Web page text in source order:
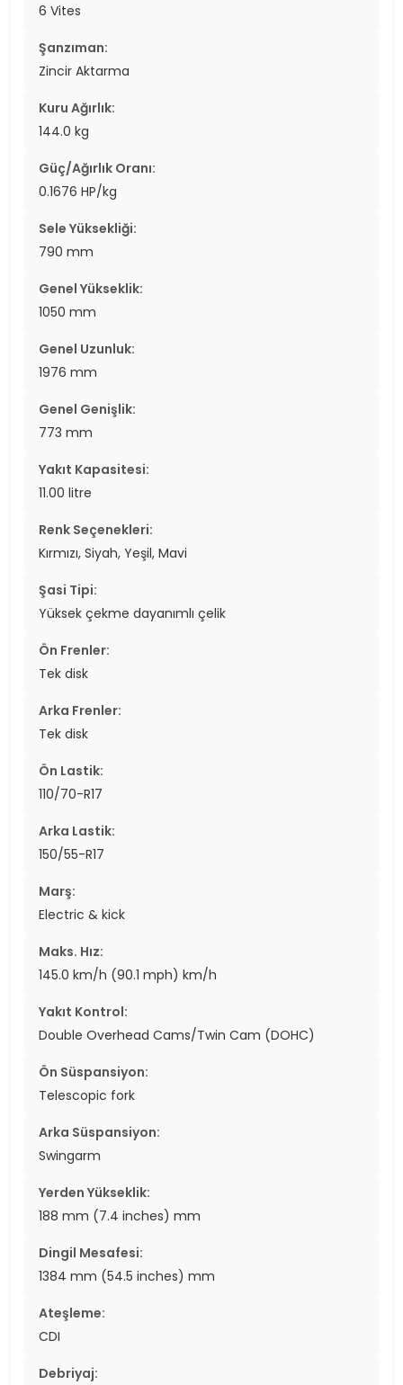
6 Vites
Şanzıman:
Zincir Aktarma
Kuru Ağırlık:
144.0 kg
Güç/Ağırlık Oranı:
0.1676 HP/kg
Sele Yüksekliği:
790 mm
Genel Yükseklik:
1050 mm
Genel Uzunluk:
1976 mm
Genel Genişlik:
773 mm
Yakıt Kapasitesi:
11.00 litre
Renk Seçenekleri:
Kırmızı, Siyah, Yeşil, Mavi
Şasi Tipi:
Yüksek çekme dayanımlı çelik
Ön Frenler:
Tek disk
Arka Frenler:
Tek disk
Ön Lastik:
110/70-R17
Arka Lastik:
150/55-R17
Marş:
Electric & kick
Maks. Hız:
145.0 km/h (90.1 mph) km/h
Yakıt Kontrol:
Double Overhead Cams/Twin Cam (DOHC)
Ön Süspansiyon:
Telescopic fork
Arka Süspansiyon:
Swingarm
Yerden Yükseklik:
188 mm (7.4 inches) mm
Dingil Mesafesi:
1384 mm (54.5 inches) mm
Ateşleme:
CDI
Debriyaj: